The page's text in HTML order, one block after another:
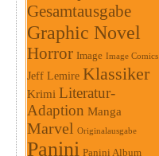
Gesamtausgabe
Graphic Novel
Horror Image Image Comics
Jeff Lemire Klassiker
Krimi Literatur-
Adaption Manga
Marvel Originalausgabe
Panini Panini Album